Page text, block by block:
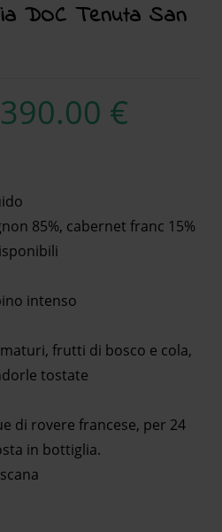
DOC Tenuta San
390.00 €
85%, cabernet franc 15%
intenso
frutti di bosco e cola,
tostate
di rovere francese, per 24
in bottiglia.